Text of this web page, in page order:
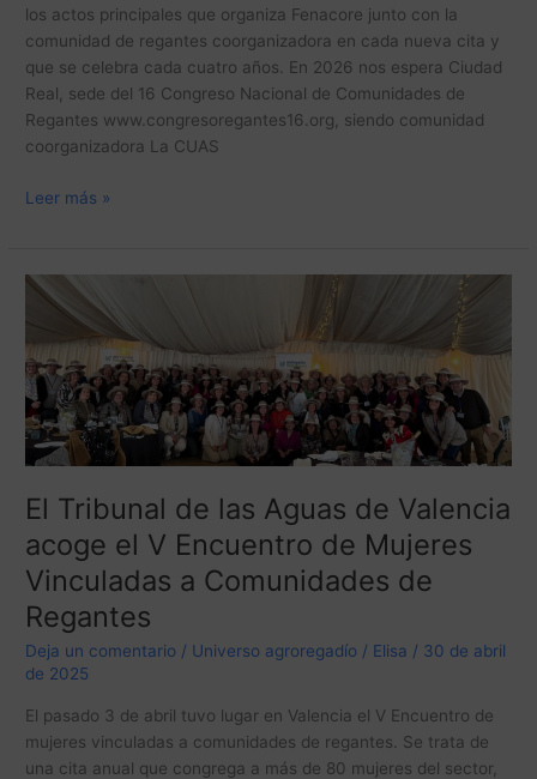
los actos principales que organiza Fenacore junto con la
comunidad de regantes coorganizadora en cada nueva cita y
que se celebra cada cuatro años. En 2026 nos espera Ciudad
Real, sede del 16 Congreso Nacional de Comunidades de
Regantes www.congresoregantes16.org, siendo comunidad
coorganizadora La CUAS
Leer más »
El Tribunal de las Aguas de Valencia
acoge el V Encuentro de Mujeres
Vinculadas a Comunidades de
Regantes
Deja un comentario / Universo agroregadío / Elisa / 30 de abril
de 2025
El pasado 3 de abril tuvo lugar en Valencia el V Encuentro de
mujeres vinculadas a comunidades de regantes. Se trata de
una cita anual que congrega a más de 80 mujeres del sector,
El
Tribunal
las
Aguas
de
Valencia
acoge
el
V
Encuentro
de
Mujeres
Vinculadas
a
Comunidades
de
Regantes